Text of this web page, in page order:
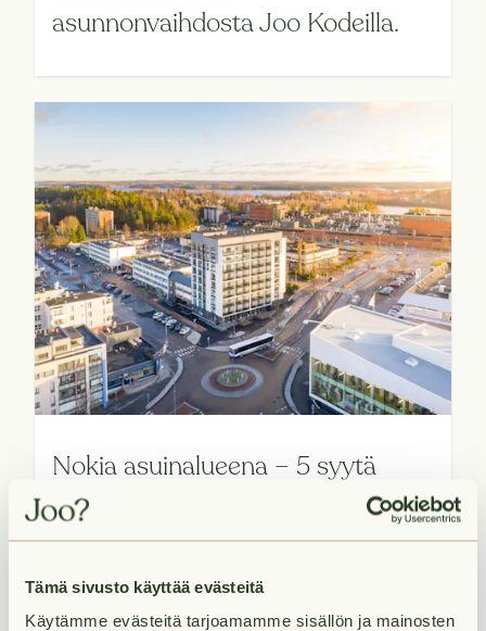
Tämä sivusto käyttää evästeitä
Käytämme evästeitä tarjoamamme sisällön ja mainosten
asunnonvaihdosta Joo Kodeilla.
Nokia asuinalueena – 5 syytä
muuttaa Tampereen kupeeseen.